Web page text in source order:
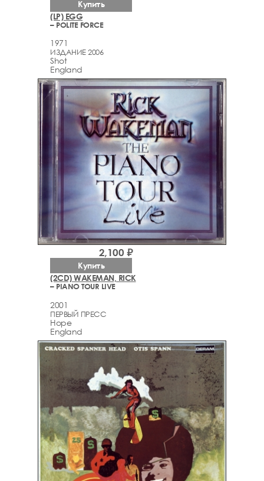
(LP) EGG
– POLITE FORCE
1971
ИЗДАНИЕ 2006
Shot
England
Купить
(2CD) WAKEMAN, RICK
– PIANO TOUR LIVE
2001
ПЕРВЫЙ ПРЕСС
Hope
England
2,100 ₽
Купить